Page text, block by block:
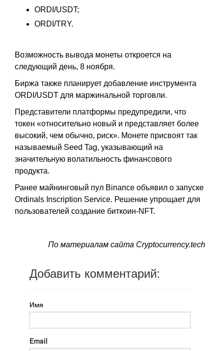
ORDI/USDT;
ORDI/TRY.
Возможность вывода монеты откроется на
следующий день, 8 ноября.
Биржа также планирует добавление инструмента
ORDI/USDT для маржинальной торговли.
Представители платформы предупредили, что
токен «относительно новый и представляет более
высокий, чем обычно, риск». Монете присвоят так
называемый Seed Tag, указывающий на
значительную волатильность финансового
продукта.
Ранее майнинговый пул Binance объявил о запуске
Ordinals Inscription Service. Решение упрощает для
пользователей создание биткоин-NFT.
По материалам сайта Сryptocurrency.tech
Добавить комментарий:
Имя
Email